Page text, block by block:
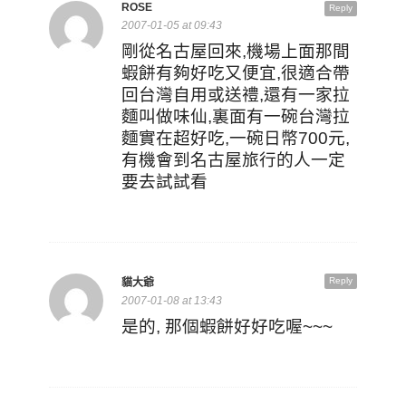
Reply
ROSE
2007-01-05 at 09:43
剛從名古屋回來,機場上面那間
蝦餅有夠好吃又便宜,很適合帶
回台灣自用或送禮,還有一家拉
麵叫做味仙,裏面有一碗台灣拉
麵實在超好吃,一碗日幣700元,
有機會到名古屋旅行的人一定
要去試試看
Reply
貓大爺
2007-01-08 at 13:43
是的, 那個蝦餅好好吃喔~~~